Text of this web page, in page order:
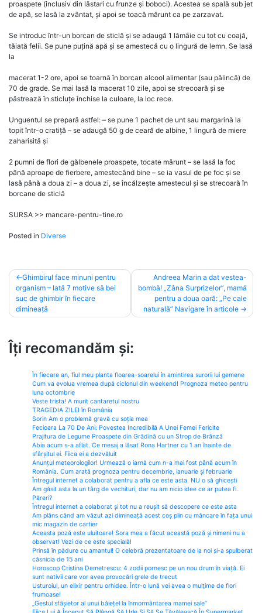
proaspete (inclusiv din lăstari cu frunze și boboci). Acestea se spală sub jet
de apă, se lasă la zvântat, și apoi se toacă mărunt ca pe zarzavat.
Se introduc într-un borcan de sticlă și se adaugă 1 lămâie cu tot cu coajă,
tăiată felii. Se pune puțină apă și se amestecă cu o lingură de lemn. Se lasă
la
macerat 1-2 ore, apoi se toarnă în borcan alcool alimentar (sau pălincă) de
70 de grade. Se mai lasă la macerat 10 zile, apoi se strecoară și se
păstrează în sticluțe închise la culoare, la loc rece.
Unguentul se prepară astfel: – se pune 1 pachet de unt sau margarină la
topit într-o cratiță – se adaugă 50 g de ceară de albine, 1 lingură de miere
zaharisită și
2 pumni de flori de gălbenele proaspete, tocate mărunt – se lasă la foc
până aproape de fierbere, amestecând bine – se ia vasul de pe foc și se
lasă până a doua zi – a doua zi, se încălzește amestecul și se strecoară în
borcane de sticlă
SURSA >> mancare-pentru-tine.ro
Posted in Diverse
Post
navigation
Ghimbirul face minuni pentru
organism – Iată 7 motive să bei
suc de ghimbir în fiecare
dimineață
Andreea Marin a dat vestea-
bombă! „Zâna Surprizelor”, mamă
pentru a doua oară: „Pe cale
naturală” Navigare în articole
Îți recomandăm și:
În fiecare an, fiul meu planta floarea-soarelui în amintirea surorii lui gemene
Cum va evolua vremea după ciclonul din weekend! Prognoza meteo pentru
luna octombrie
Veste trista! A murit cantaretul nostru
TRAGEDIA ZILEI în România
Sorin Am o problemă gravă cu soția mea
Fecioara La 70 De Ani: Povestea Incredibilă A Unei Femei Fericite
Prajitura de Legume Proaspete din Grădină cu un Strop de Brânză
Abia acum s-a aflat. Ce mesaj a lăsat Rona Hartner cu 1 an înainte de
sfârșitul ei. Fiica ei a dezvăluit
Anunțul meteorologilor! Urmează o iarnă cum n-a mai fost până acum în
România. Cum arată prognoza pentru decembrie, ianuarie și februarie
Întregul internet a colaborat pentru a afla ce este asta. NU o să ghicești
Am găsit asta la un târg de vechituri, dar nu am nicio idee ce ar putea fi.
Păreri?
Întregul internet a colaborat și tot nu a reușit să descopere ce este asta
Am plâns când am văzut azi dimineață acest coș plin cu mâncare în fața unui
mic magazin de cartier
Aceasta poză este uluitoare! Sora mea a făcut această poză și nimeni nu a
observat! Vezi de ce este specială!
Prinsă în pădure cu amantul! O celebră prezentatoare de la noi și-a spulberat
căsnicia de 15 ani
Horoscop Cristina Demetrescu: 4 zodii pornesc pe un nou drum în viață. Ei
sunt nativii care vor avea provocări grele de trecut
Usturoiul, un elixir pentru orhidee. Într-o lună vei avea o mulţime de flori
frumoase!
„Gestul sfâșietor al unui băiețel la înmormântarea mamei sale”